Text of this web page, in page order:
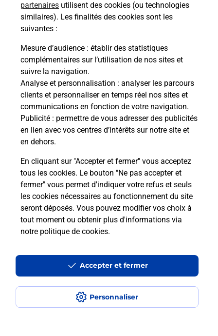
partenaires utilisent des cookies (ou technologies
similaires). Les finalités des cookies sont les
suivantes :
Mesure d’audience : établir des statistiques
complémentaires sur l’utilisation de nos sites et
suivre la navigation.
Analyse et personnalisation : analyser les parcours
clients et personnaliser en temps réel nos sites et
communications en fonction de votre navigation.
Publicité : permettre de vous adresser des publicités
en lien avec vos centres d’intérêts sur notre site et
en dehors.
En cliquant sur "Accepter et fermer" vous acceptez
tous les cookies. Le bouton "Ne pas accepter et
fermer" vous permet d'indiquer votre refus et seuls
les cookies nécessaires au fonctionnement du site
seront déposés. Vous pouvez modifier vos choix à
tout moment ou obtenir plus d'informations via
notre politique de cookies.
Personnaliser
Accepter et fermer
Malin !
La Poste
en ligne
Ouvert 24h/24
En savoir plus
SOUFFLENHEIM
POINT PRESSE E LECLERC SOUFFLENHEIM
Accessibilité : partiellement conforme
Conditions contractuelles
Mentions légales